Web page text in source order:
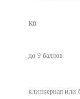
К0
до 9 баллов
клинкерная или